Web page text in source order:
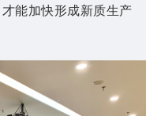
能加快形成新质生产